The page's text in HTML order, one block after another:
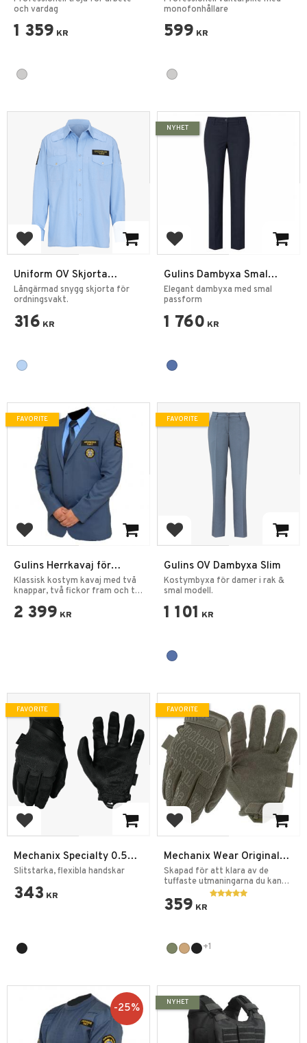
Funktionell
och vardag
1 359 KR
monofonhållare
599 KR
Add to favorites
Uniform OV Skjorta
Långärmad
Långärmad snygg skjorta för
ordningsvakt.
316 KR
Add to favorites
Gulins Dambyxa Smal
Linning Marin
Elegant dambyxa med smal
passform
1 760 KR
NYHET
Add to favorites
Gulins Herrkavaj för
ordningsvakt
Klassisk kostym kavaj med två
knappar, två fickor fram och tre
2 399 KR
FAVORITE
Add to favorites
Gulins OV Dambyxa Slim
Kostymbyxa för damer i rak &
smal modell.
1 101 KR
FAVORITE
Add to favorites
Mechanix Specialty 0.5
Gloves – Covert Svart
Slitstarka, flexibla handskar
343 KR
FAVORITE
Add to favorites
Mechanix Wear Original
Handskar
Skapad för att klara av de
tuffaste utmaningarna du kan
ställa de inför.
359 KR
FAVORITE
+1
25% NYHET